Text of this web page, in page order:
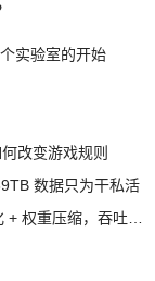
实验室的开始
改变游戏规则
数据只为干私活